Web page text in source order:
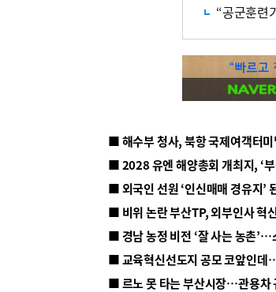
“공군훈련
■ 해수부 청사, 북항 국제여객터
■ 2028 유엔 해양총회 개최지, ‘
■ 외국인 선원 ‘인신매매 경유지’
■ 비위 논란 부산TP, 외부인사 혁
■ 르노 못 타는 부산시장…관용차